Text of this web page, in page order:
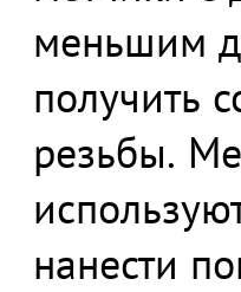
меньшим
получить
резьбы.
нанести